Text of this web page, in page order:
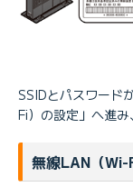
SSIDとパスワード
Fi）の設定」へ進み
無線LAN（Wi-